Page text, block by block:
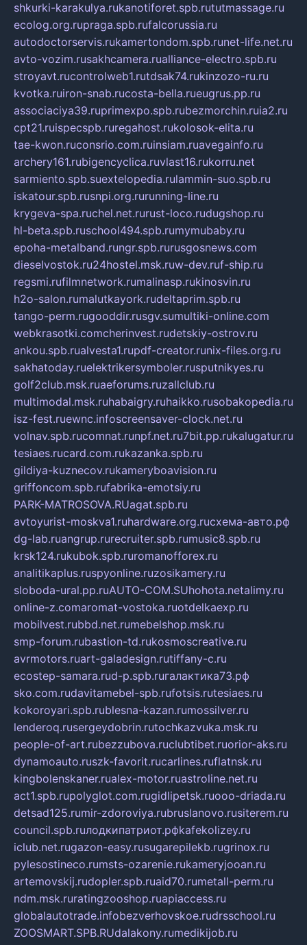
shkurki-karakulya.rukanotiforet.spb.rututmassage.ru
ecolog.org.rupraga.spb.rufalcorussia.ru
autodoctorservis.rukamertondom.spb.runet-life.net.ru
avto-vozim.rusakhcamera.rualliance-electro.spb.ru
stroyavt.rucontrolweb1.rutdsak74.rukinzozo-ru.ru
kvotka.ruiron-snab.rucosta-bella.rueugrus.pp.ru
associaciya39.ruprimexpo.spb.rubezmorchin.ruia2.ru
cpt21.ruispecspb.ruregahost.rukolosok-elita.ru
tae-kwon.ruconsrio.com.ruinsiam.ruavegainfo.ru
archery161.rubigencyclica.ruvlast16.rukorru.net
sarmiento.spb.suextelopedia.rulammin-suo.spb.ru
iskatour.spb.rusnpi.org.rurunning-line.ru
krygeva-spa.ruchel.net.rurust-loco.rudugshop.ru
hl-beta.spb.ruschool494.spb.rumymubaby.ru
epoha-metalband.rungr.spb.rurusgosnews.com
dieselvostok.ru24hostel.msk.ruw-dev.ruf-ship.ru
regsmi.rufilmnetwork.rumalinasp.rukinosvin.ru
h2o-salon.rumalutkayork.rudeltaprim.spb.ru
tango-perm.rugooddir.rusgv.sumultiki-online.com
webkrasotki.comcherinvest.rudetskiy-ostrov.ru
ankou.spb.rualvesta1.rupdf-creator.runix-files.org.ru
sakhatoday.ruelektrikersymboler.rusputnikyes.ru
golf2club.msk.ruaeforums.ruzallclub.ru
multimodal.msk.ruhabaigry.ruhaikko.rusobakopedia.ru
isz-fest.ruewnc.infoscreensaver-clock.net.ru
volnav.spb.rucomnat.runpf.net.ru7bit.pp.rukalugatur.ru
tesiaes.rucard.com.rukazanka.spb.ru
gildiya-kuznecov.rukameryboavision.ru
griffoncom.spb.rufabrika-emotsiy.ru
PARK-MATROSOVA.RUagat.spb.ru
avtoyurist-moskva1.ruhardware.org.ruсхема-авто.рф
dg-lab.ruangrup.rurecruiter.spb.rumusic8.spb.ru
krsk124.rukubok.spb.ruromanofforex.ru
analitikaplus.ruspyonline.ruzosikamery.ru
sloboda-ural.pp.ruAUTO-COM.SUhohota.netalimy.ru
online-z.comaromat-vostoka.ruotdelkaexp.ru
mobilvest.rubbd.net.rumebelshop.msk.ru
smp-forum.rubastion-td.rukosmoscreative.ru
avrmotors.ruart-galadesign.rutiffany-c.ru
ecostep-samara.rud-p.spb.ruгалактика73.рф
sko.com.rudavitamebel-spb.rufotsis.rutesiaes.ru
kokoroyari.spb.rublesna-kazan.rumossilver.ru
lenderoq.rusergeydobrin.rutochkazvuka.msk.ru
people-of-art.rubezzubova.ruclubtibet.ruorior-aks.ru
dynamoauto.ruszk-favorit.rucarlines.ruflatnsk.ru
kingbolenskaner.rualex-motor.ruastroline.net.ru
act1.spb.rupolyglot.com.rugidlipetsk.ruooo-driada.ru
detsad125.rumir-zdoroviya.rubruslanovo.rusiterem.ru
council.spb.ruлодкипатриот.рфkafekolizey.ru
iclub.net.rugazon-easy.rusugarepilekb.rugrinox.ru
pylesostineco.rumsts-ozarenie.rukameryjooan.ru
artemovskij.rudopler.spb.ruaid70.rumetall-perm.ru
ndm.msk.ruratingzooshop.ruapiaccess.ru
globalautotrade.infobezverhovskoe.rudrsschool.ru
ZOOSMART.SPB.RUdalakony.rumedikijob.ru